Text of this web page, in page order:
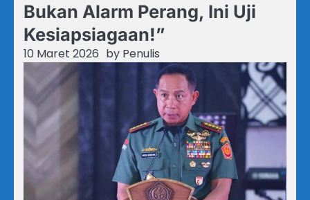
Bukan Alarm Perang, Ini Uji
Kesiapsiagaan!”
10 Maret 2026 by Penulis